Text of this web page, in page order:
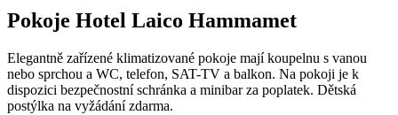
Pokoje Hotel Laico Hammamet
Elegantně zařízené klimatizované pokoje mají koupelnu s vanou
nebo sprchou a WC, telefon, SAT-TV a balkon. Na pokoji je k
dispozici bezpečnostní schránka a minibar za poplatek. Dětská
postýlka na vyžádání zdarma.